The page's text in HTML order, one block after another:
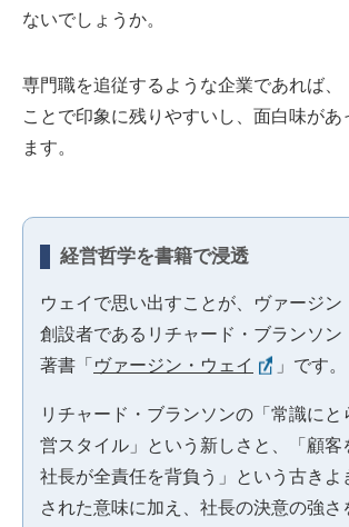
ないでしょうか。
専門職を追従するような企業であれば、
ことで印象に残りやすいし、面白味があ
ます。
経営哲学を書籍で浸透
ウェイで思い出すことが、ヴァージン
創設者であるリチャード・ブランソン
著書「 ヴァージン・ウェイ 」です。
リチャード・ブランソンの「常識にと
営スタイル」という新しさと、「顧客
社長が全責任を背負う」という古きよ
された意味に加え、社長の決意の強さ